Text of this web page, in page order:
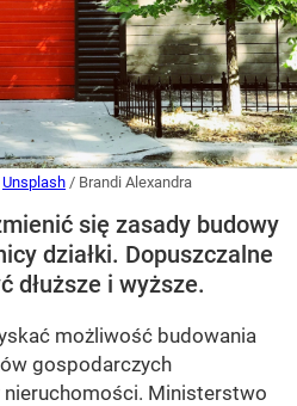
Unsplash / Brandi Alexandra
się zasady budowy
działki. Dopuszczalne
dłuższe i wyższe.
możliwość budowania
gospodarczych
Ministerstwo